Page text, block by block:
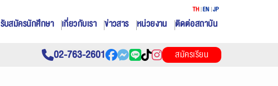
รับสมัครนักศึกษา เกี่ยวกับเรา ข่าวสาร หน่วยงาน ติดต่อสถาบัน
TH EN JP
02-763-2601 สมัครเรียน